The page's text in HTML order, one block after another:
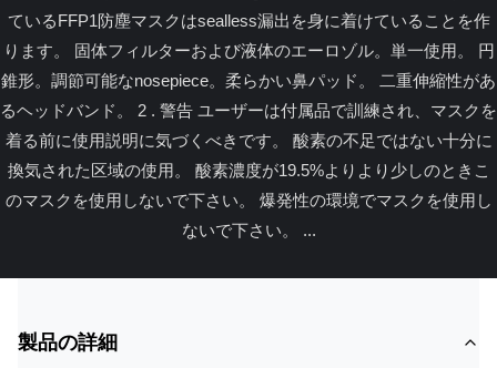
ているFFP1防塵マスクはsealless漏出を身に着けていることを作
ります。 固体フィルターおよび液体のエーロゾル。単一使用。 円
錐形。調節可能なnosepiece。柔らかい鼻パッド。 二重伸縮性があ
るヘッドバンド。 2 . 警告 ユーザーは付属品で訓練され、マスクを
着る前に使用説明に気づくべきです。 酸素の不足ではない十分に
換気された区域の使用。 酸素濃度が19.5%よりより少しのときこ
のマスクを使用しないで下さい。 爆発性の環境でマスクを使用し
ないで下さい。 ...
製品の詳細